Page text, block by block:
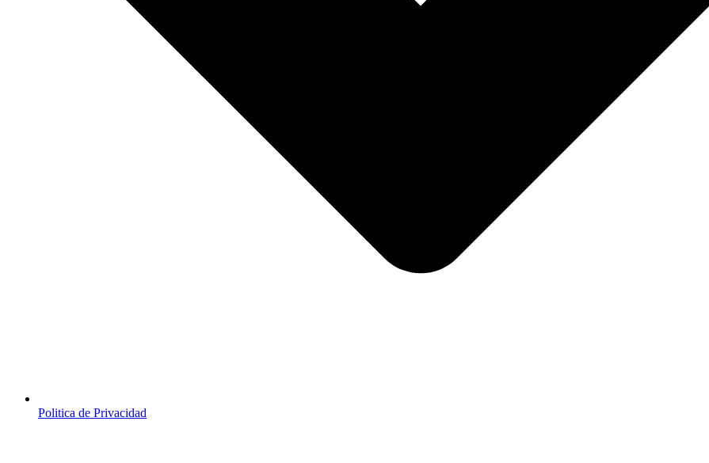
Politica de Privacidad